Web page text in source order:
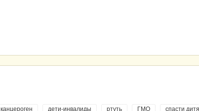
канцероген дети-инвалиды ртуть ГМО спасти дитя